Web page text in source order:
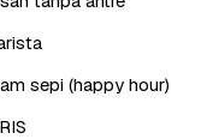
sepi (happy hour)